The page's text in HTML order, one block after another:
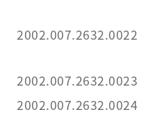
2002.007.2632.0022
2002.007.2632.0023
2002.007.2632.0024